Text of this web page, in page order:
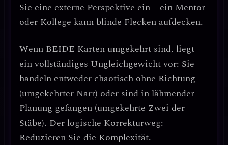
Sie eine externe Perspektive ein – ein Mentor
oder Kollege kann blinde Flecken aufdecken.
Wenn BEIDE Karten umgekehrt sind, liegt
einvollständiges Ungleichgewichtvor: Sie
handeln entweder chaotisch ohne Richtung
(umgekehrter Narr) oder sind in lähmender
Planung gefangen (umgekehrte Zwei der
Stäbe). Der logische Korrekturweg:
Reduzieren Sie die Komplexität.